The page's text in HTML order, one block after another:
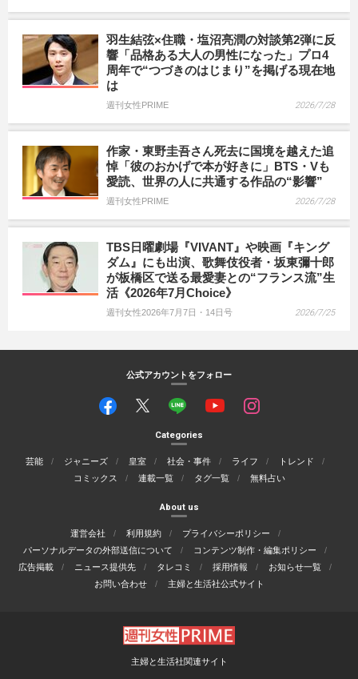
羽生結弦×住職・塩沼亮潤の対談第2弾に反
響「品格ある大人の男性になった」プロ4
周年で“つづきのはじまり”を掲げる現在地
は
週刊女性PRIME 2026/7/28
作家・東野圭吾さん死去に国境を越えた追
悼「彼のおかげで本が好きに」BTS・Vも
愛読、世界の人に共通する作品の“影響”
週刊女性PRIME 2026/7/28
TBS日曜劇場『VIVANT』や映画『キング
ダム』にも出演、歌舞伎役者・坂東彌十郎
が板橋区で送る最愛妻との“フランス流”生
活《2026年7月Choice》
週刊女性2026年7月7日・14日号 2026/7/25
公式アカウントをフォロー
Categories
芸能 ジャニーズ 皇室 社会・事件 ライフ
トレンド
コミックス
連載一覧 タグ一覧 無料占い
About us
運営会社 利用規約
プライバシーポリシー
パーソナルデータの外部送信について
コンテンツ制作・編集ポリシー
広告掲載
ニュース提供先 タレコミ 採用情報
お知らせ一覧
お問い合わせ
主婦と生活社公式サイト
主婦と生活社関連サイト